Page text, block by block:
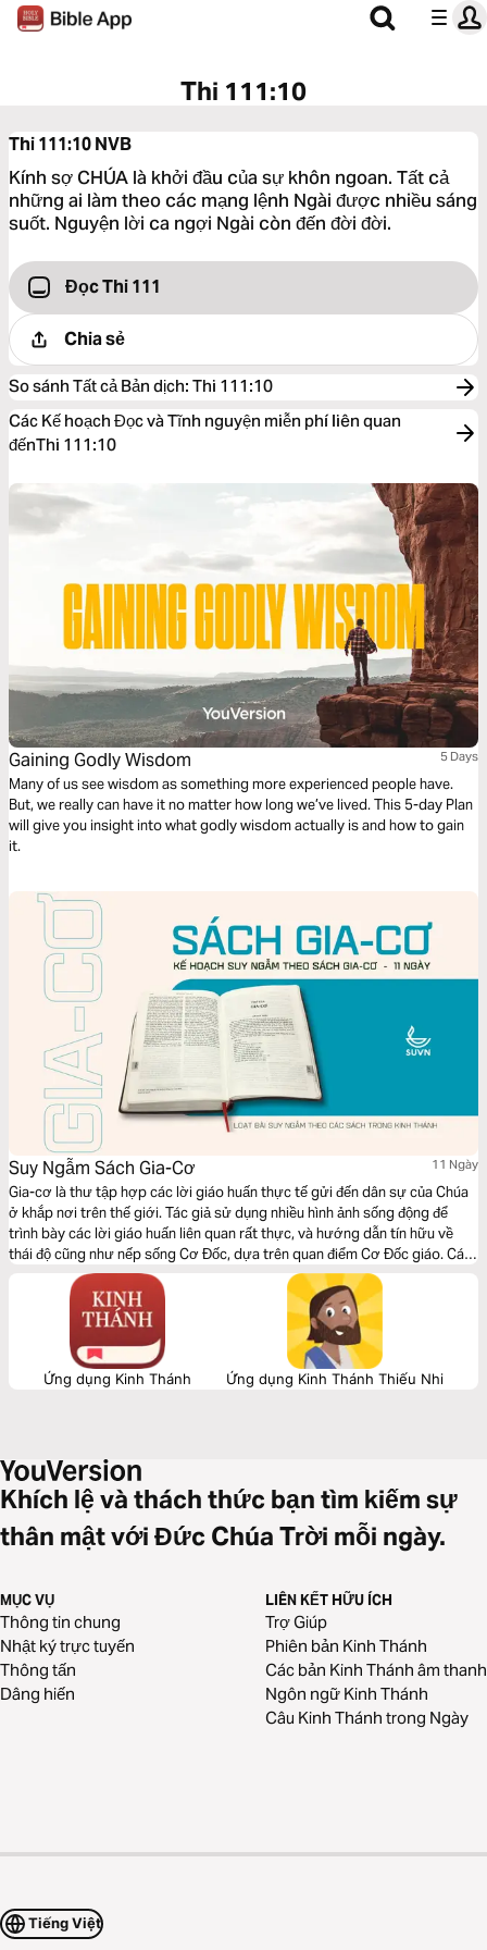
Thi 111:10
Thi 111:10NVB
Kính sợ CHÚA là khởi đầu của sự khôn ngoan. Tất cả
những ai làm theo các mạng lệnh Ngài được nhiều sáng
suốt. Nguyện lời ca ngợi Ngài còn đến đời đời.
Đọc Thi 111
Chia sẻ
So sánh Tất cả Bản dịch: Thi 111:10
Các Kế hoạch Đọc và Tĩnh nguyện miễn phí liên quan
đếnThi 111:10
Gaining Godly Wisdom 5 Days
Many of us see wisdom as something more experienced people have.
But, we really can have it no matter how long we’ve lived. This 5-day Plan
will give you insight into what godly wisdom actually is and how to gain
it.
Suy Ngẫm Sách Gia-Cơ 11 Ngày
Gia-cơ là thư tập hợp các lời giáo huấn thực tế gửi đến dân sự của Chúa
ở khắp nơi trên thế giới. Tác giả sử dụng nhiều hình ảnh sống động để
trình bày các lời giáo huấn liên quan rất thực, và hướng dẫn tín hữu về
thái độ cũng như nếp sống Cơ Đốc, dựa trên quan điểm Cơ Đốc giáo. Các
chủ đề như việc sử dụng cái lưỡi, vui mừng, đức tin, hành động, kiên nhẫn,
cầu nguyện… Cùng SUVN suy ngẫm về những lời dạy dỗ cho chính đời
sống của mình!
Ứng dụng Kinh Thánh Ứng dụng Kinh Thánh Thiếu Nhi
Khích lệ và thách thức bạn tìm kiếm sự
thân mật với Đức Chúa Trời mỗi ngày.
MỤC VỤ
Thông tin chung
Nhật ký trực tuyến
Thông tấn
Dâng hiến
LIÊN KẾT HỮU ÍCH
Trợ Giúp
Phiên bản Kinh Thánh
Các bản Kinh Thánh âm thanh
Ngôn ngữ Kinh Thánh
Câu Kinh Thánh trong Ngày
Tiếng Việt